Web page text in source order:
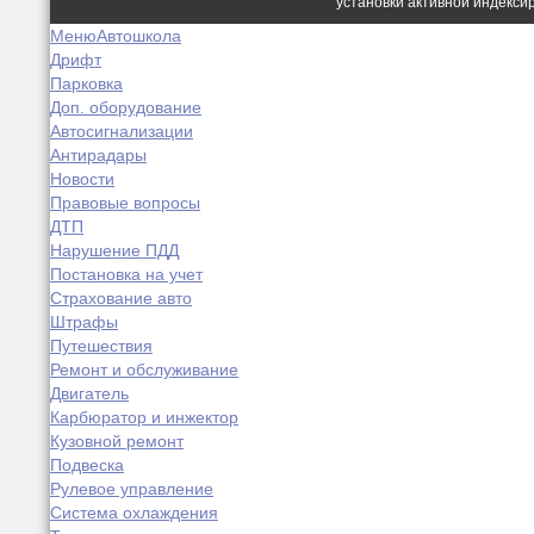
МенюАвтошкола
Дрифт
Парковка
Доп. оборудование
Автосигнализации
Антирадары
Новости
Правовые вопросы
ДТП
Нарушение ПДД
Постановка на учет
Страхование авто
Штрафы
Путешествия
Ремонт и обслуживание
Двигатель
Карбюратор и инжектор
Кузовной ремонт
Подвеска
Рулевое управление
Система охлаждения